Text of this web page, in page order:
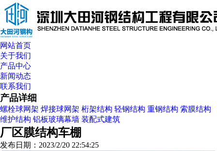
网站首页
关于我们
产品中心
新闻动态
联系我们
产品详细
螺栓球网架 焊接球网架 桁架结构 轻钢结构 重钢结构 索膜结构
维护结构 铝板玻璃幕墙 装配式建筑
厂区膜结构车棚
发布日期：2023/2/20 22:54:25